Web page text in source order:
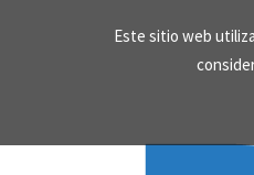
Este sitio web